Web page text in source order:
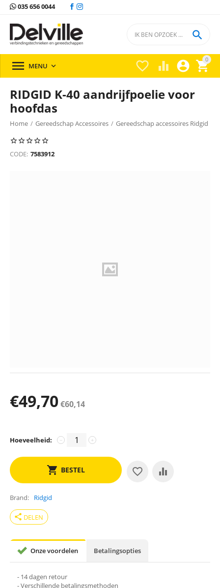
035 656 0044
0


 

 MENU 
RIDGID K-40 aandrijfpoelie voor
hoofdas
Home / Gereedschap Accessoires / Gereedschap accessoires Ridgid
/
CODE: 7583912
€49,70€60,14
Hoeveelheid: +
−
BESTEL
Brand Ridgid
share DELEN
Onze voordelen Betalingsopties
- 14 dagen retour
- Verschillende betalingsmethoden